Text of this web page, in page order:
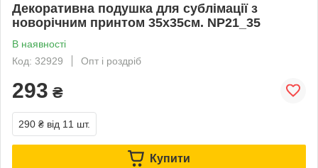
Декоративна подушка для сублімації з
новорічним принтом 35х35см. NP21_35
В наявності
Код: 32929
Опт і роздріб
293 ₴
290 ₴ від 11 шт.
Купити